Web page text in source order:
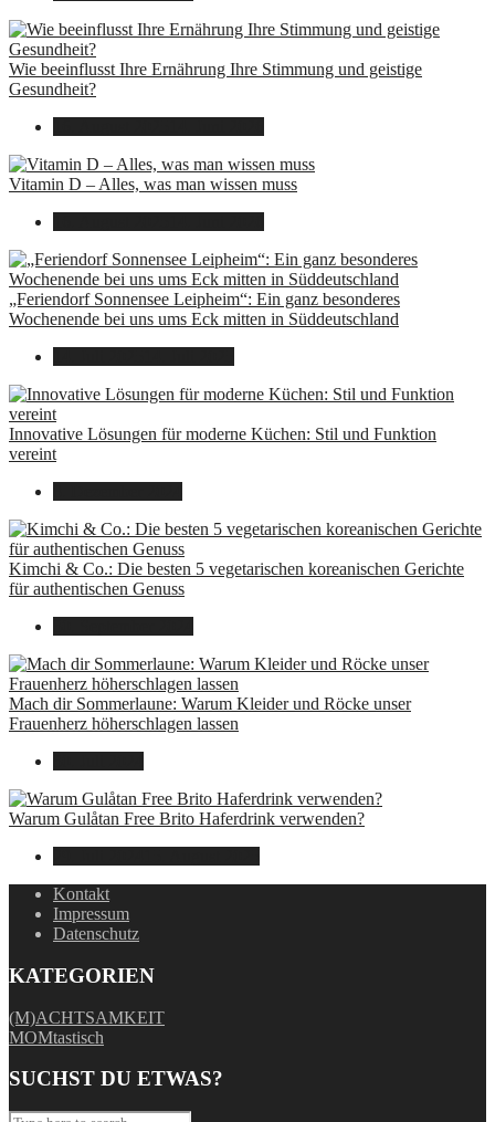
Wie beeinflusst Ihre Ernährung Ihre Stimmung und geistige
Gesundheit?
Vitamin D – Alles, was man wissen muss
„Feriendorf Sonnensee Leipheim“: Ein ganz besonderes
Wochenende bei uns ums Eck mitten in Süddeutschland
Innovative Lösungen für moderne Küchen: Stil und Funktion
vereint
Kimchi & Co.: Die besten 5 vegetarischen koreanischen Gerichte
für authentischen Genuss
Mach dir Sommerlaune: Warum Kleider und Röcke unser
Frauenherz höherschlagen lassen
Warum Gulåtan Free Brito Haferdrink verwenden?
Kontakt
Impressum
Datenschutz
KATEGORIEN
(M)ACHTSAMKEIT
MOMtastisch
SUCHST DU ETWAS?